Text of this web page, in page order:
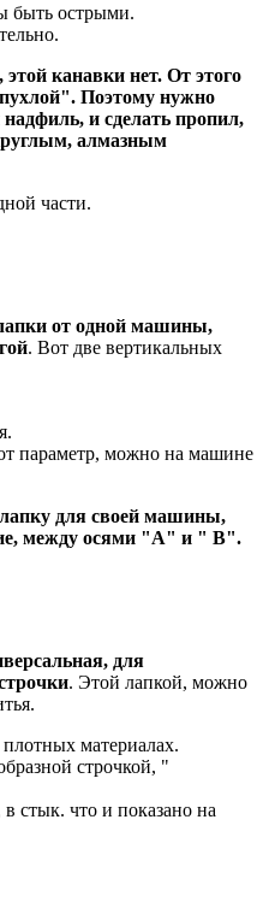
быть острыми.
канавки нет. От этого
Поэтому нужно
и сделать пропил,
алмазным
части.
от одной машины,
. Вот две вертикальных
параметр, можно на машине
для своей машины,
между осями "А" и " В".
для
. Этой лапкой, можно
материалах.
строчкой, "
стык. что и показано на